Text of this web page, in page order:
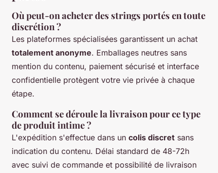
Où peut-on acheter des strings portés en toute
discrétion ?
Les plateformes spécialisées garantissent un achat
totalement anonyme. Emballages neutres sans
mention du contenu, paiement sécurisé et interface
confidentielle protègent votre vie privée à chaque
étape.
Comment se déroule la livraison pour ce type
de produit intime ?
L'expédition s'effectue dans un colis discret sans
indication du contenu. Délai standard de 48-72h
avec suivi de commande et possibilité de livraison